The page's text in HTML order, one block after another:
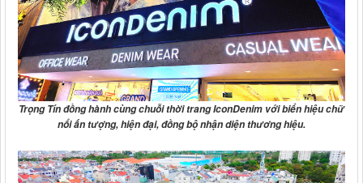
Trọng Tín đồng hành cùngchuỗi thời trang IconDenim với biển hiệu chữ
nổi ấn tượng, hiện đại, đồng bộ nhận diện thương hiệu.